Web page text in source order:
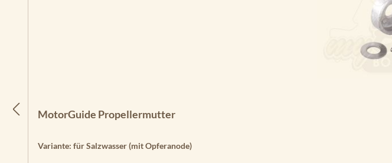
MotorGuide Propellermutter
Variante: für Salzwasser (mit Opferanode)